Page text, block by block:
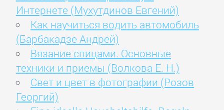
Интернете (Мухутдинов Евгений)
Как научиться водить автомобиль
(Барбакадзе Андрей)
Вязание спицами. Основные
техники и приемы (Волкова Е. Н.)
Свет и цвет в фотографии (Розов
Георгий)